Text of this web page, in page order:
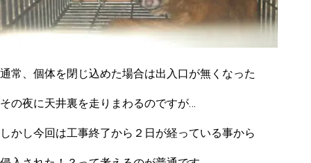
通常、個体を閉じ込めた場合は出入口が無くなった
その夜に天井裏を走りまわるのですが…
しかし今回は工事終了から２日が経っている事から